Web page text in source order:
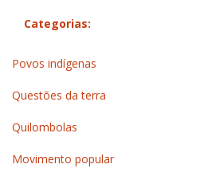
Categorias:
Povos indígenas
Questões da terra
Quilombolas
Movimento popular